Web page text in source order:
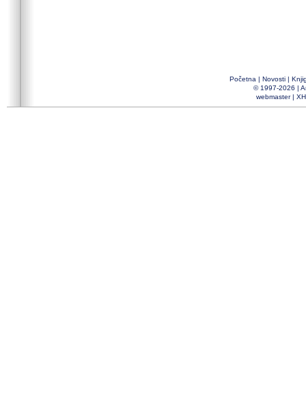
Početna | Novosti |
© 1997-2026 |
webmaster|